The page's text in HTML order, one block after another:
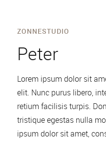
ZONNESTUDIO
Peter
Lorem ipsum dolor sit
elit. Nunc purus libero,
retium facilisis turpis.
tristique egestas nulla
ipsum dolor sit amet,